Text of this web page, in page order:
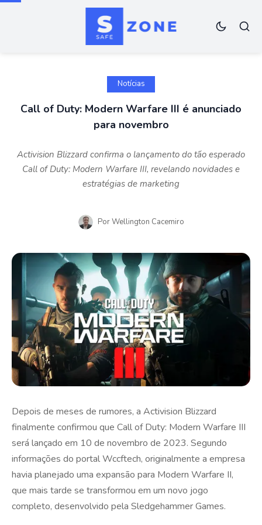
Notícias
Call of Duty: Modern Warfare III é anunciado
para novembro
Activision Blizzard confirma o lançamento do tão esperado
Call of Duty: Modern Warfare III, revelando novidades e
estratégias de marketing
PorWellington Cacemiro
Depois de meses de rumores, a Activision Blizzard
finalmente confirmou que Call of Duty: Modern Warfare III
será lançado em 10 de novembro de 2023. Segundo
informações do portal Wccftech, originalmente a empresa
havia planejado uma expansão para Modern Warfare II,
que mais tarde se transformou em um novo jogo
completo, desenvolvido pela Sledgehammer Games.